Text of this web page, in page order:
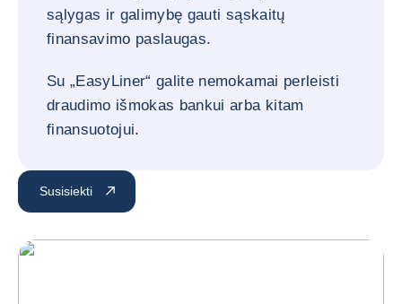
sąlygas ir galimybę gauti sąskaitų
finansavimo paslaugas.
Su „EasyLiner“ galite nemokamai perleisti
draudimo išmokas bankui arba kitam
finansuotojui.
Susisiekti